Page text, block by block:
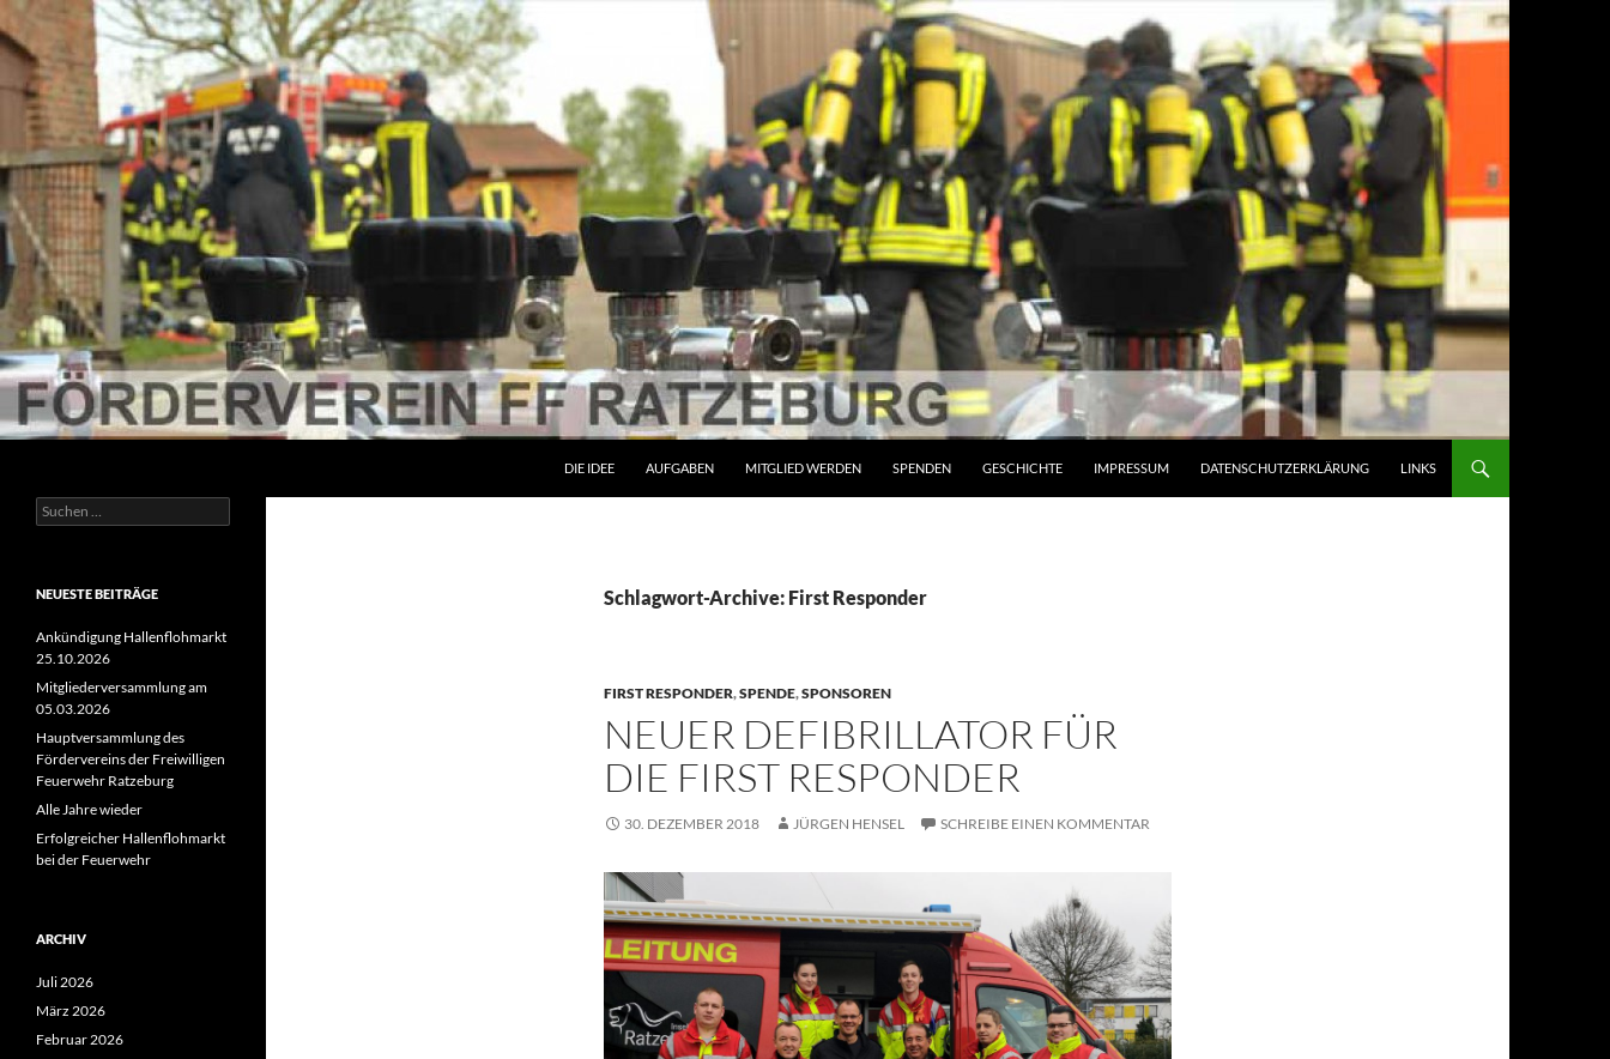
DIE IDEE
AUFGABEN MITGLIED WERDEN SPENDEN GESCHICHTE IMPRESSUM DATENSCHUTZERKLÄRUNG LINKS
Schlagwort-Archive: First Responder
FIRST RESPONDER,SPENDE,SPONSOREN
NEUER DEFIBRILLATOR FÜR
DIE FIRST RESPONDER
30. DEZEMBER 2018 JÜRGEN HENSEL SCHREIBE EINEN KOMMENTAR
Suchen
nach:
NEUESTE BEITRÄGE
Ankündigung Hallenflohmarkt
25.10.2026
Mitgliederversammlung am
05.03.2026
Hauptversammlung des
Fördervereins der Freiwilligen
Feuerwehr Ratzeburg
Alle Jahre wieder
Erfolgreicher Hallenflohmarkt
bei der Feuerwehr
ARCHIV
Juli 2026
März 2026
Februar 2026